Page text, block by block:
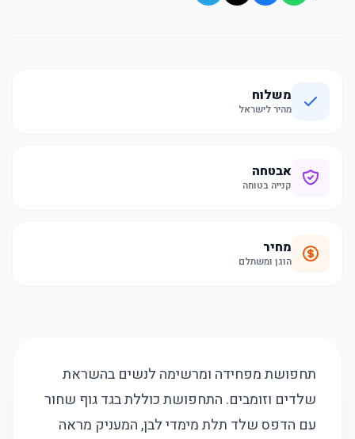
משלוח
מהיר לישראל
אבטחה
קנייה בטוחה
מחיר
הוגן ומשתלם
תחפושת מפחידה ומרשימה לנשים בהשראת
שלדים וזומבים. התחפושת כוללת בגד גוף שחור
עם הדפס שלד תלת מימדי לבן, המעניק מראה